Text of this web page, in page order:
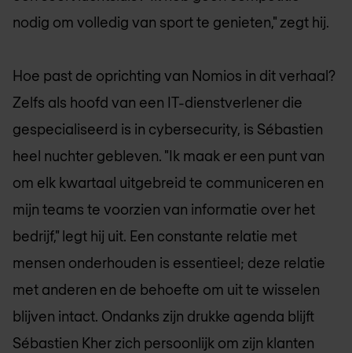
nodig om volledig van sport te genieten," zegt hij.
Hoe past de oprichting van Nomios in dit verhaal?
Zelfs als hoofd van een IT-dienstverlener die
gespecialiseerd is in cybersecurity, is Sébastien
heel nuchter gebleven. "Ik maak er een punt van
om elk kwartaal uitgebreid te communiceren en
mijn teams te voorzien van informatie over het
bedrijf," legt hij uit. Een constante relatie met
mensen onderhouden is essentieel; deze relatie
met anderen en de behoefte om uit te wisselen
blijven intact. Ondanks zijn drukke agenda blijft
Sébastien Kher zich persoonlijk om zijn klanten